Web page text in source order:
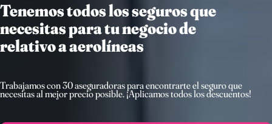
Tenemos todos los seguros que
necesitas para tu negocio de
relativo a aerolíneas
Trabajamos con 30 aseguradoras para encontrarte el seguro que
necesitas al mejor precio posible. ¡Aplicamos todos los descuentos!